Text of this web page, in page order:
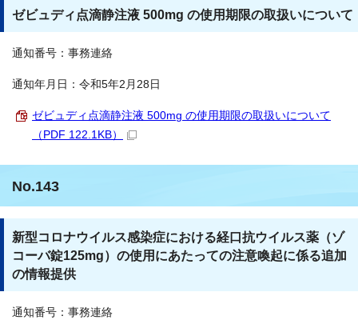
ゼビュディ点滴静注液 500mg の使用期限の取扱いについて
通知番号：事務連絡
通知年月日：令和5年2月28日
ゼビュディ点滴静注液 500mg の使用期限の取扱いについて
（PDF 122.1KB）
No.143
新型コロナウイルス感染症における経口抗ウイルス薬（ゾ
コーバ錠125mg）の使用にあたっての注意喚起に係る追加
の情報提供
通知番号：事務連絡